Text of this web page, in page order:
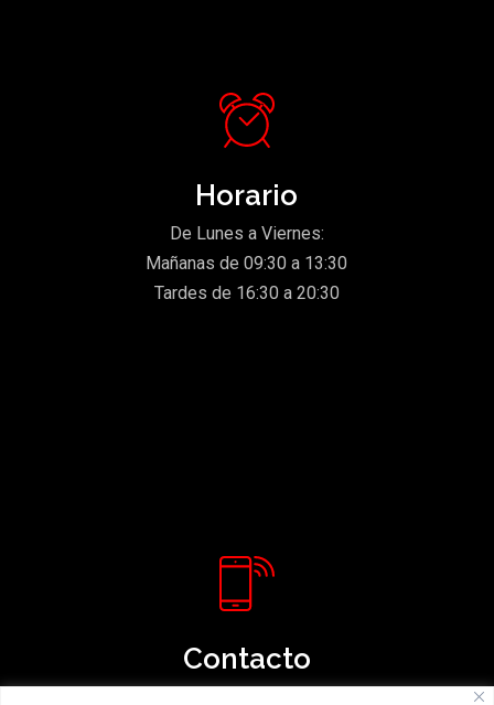
Horario
De Lunes a Viernes:
Mañanas de 09:30 a 13:30
Tardes de 16:30 a 20:30
Contacto